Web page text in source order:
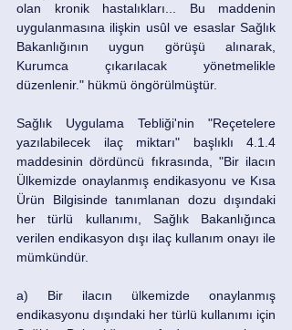
olan kronik hastalıkları... Bu maddenin
uygulanmasına ilişkin usûl ve esaslar Sağlık
Bakanlığının uygun görüşü alınarak,
Kurumca çıkarılacak yönetmelikle
düzenlenir." hükmü öngörülmüştür.
Sağlık Uygulama Tebliği'nin "Reçetelere
yazılabilecek ilaç miktarı" başlıklı 4.1.4
maddesinin dördüncü fıkrasında, "Bir ilacın
Ülkemizde onaylanmış endikasyonu ve Kısa
Ürün Bilgisinde tanımlanan dozu dışındaki
her türlü kullanımı, Sağlık Bakanlığınca
verilen endikasyon dışı ilaç kullanım onayı ile
mümkündür.
a) Bir ilacın ülkemizde onaylanmış
endikasyonu dışındaki her türlü kullanımı için